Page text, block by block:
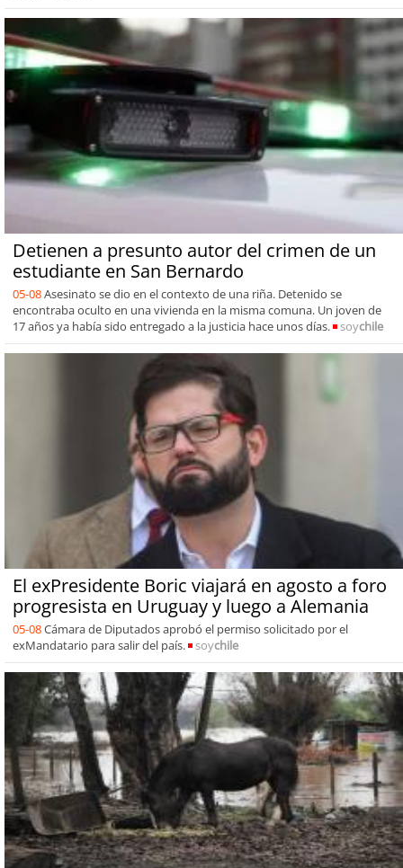
Detienen a presunto autor del crimen de un
estudiante en San Bernardo
05-08Asesinato se dio en el contexto de una riña. Detenido se
encontraba oculto en una vivienda en la misma comuna. Un joven de
17 años ya había sido entregado a la justicia hace unos días.
soychile
El exPresidente Boric viajará en agosto a foro
progresista en Uruguay y luego a Alemania
05-08Cámara de Diputados aprobó el permiso solicitado por el
exMandatario para salir del país.
soychile